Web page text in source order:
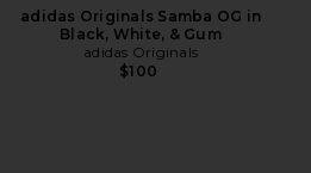
adidas Originals Samba OG in
Black, White, & Gum
adidas Originals
$100